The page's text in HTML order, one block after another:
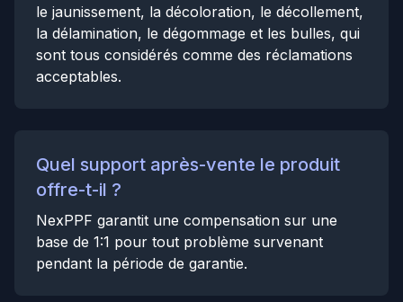
le jaunissement, la décoloration, le décollement,
la délamination, le dégommage et les bulles, qui
sont tous considérés comme des réclamations
acceptables.
Quel support après-vente le produit
offre-t-il ?
NexPPF garantit une compensation sur une
base de 1:1 pour tout problème survenant
pendant la période de garantie.